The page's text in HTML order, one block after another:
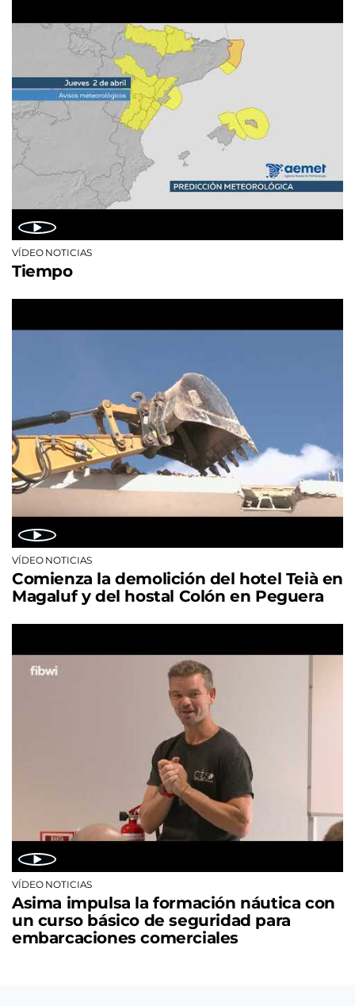
VÍDEO NOTICIAS
Tiempo
VÍDEO NOTICIAS
Comienza la demolición del hotel Teià en
Magaluf y del hostal Colón en Peguera
VÍDEO NOTICIAS
Asima impulsa la formación náutica con
un curso básico de seguridad para
embarcaciones comerciales